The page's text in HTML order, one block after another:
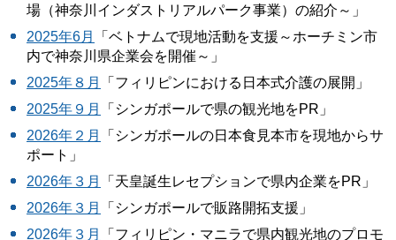
場（神奈川インダストリアルパーク事業）の紹介～」
2025年6月
「ベトナムで現地活動を支援～ホーチミン市
内で神奈川県企業会を開催～」
2025年８月
「フィリピンにおける日本式介護の展開」
2025年９月
「シンガポールで県の観光地をPR」
2026年２月
「シンガポールの日本食見本市を現地からサ
ポート」
2026年３月
「天皇誕生レセプションで県内企業をPR」
2026年３月
「シンガポールで販路開拓支援」
2026年３月
「フィリピン・マニラで県内観光地のプロモ